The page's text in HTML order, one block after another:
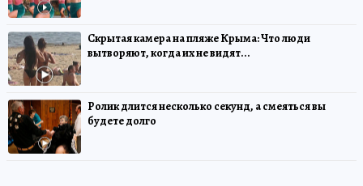
Скрытая камера на пляже Крыма: Что люди
вытворяют, когда их не видят...
Ролик длится несколько секунд, а смеяться вы
будете долго